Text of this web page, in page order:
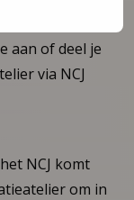
aan of deel je
via NCJ
NCJ komt
om in